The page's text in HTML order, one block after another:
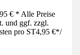
€ * Alle Preise
und ggf. zzgl.
pro ST4,95 €*/